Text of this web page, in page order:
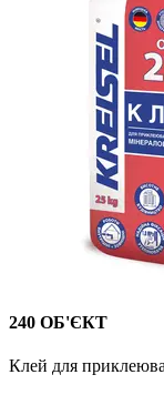
240 ОБ'ЄКТ
Клей для